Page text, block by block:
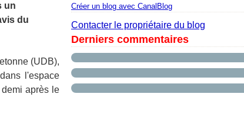
un
du
(UDB),
l'espace
après le
Créer un blog avec CanalBlog
Contacter le propriétaire du blog
Derniers commentaires